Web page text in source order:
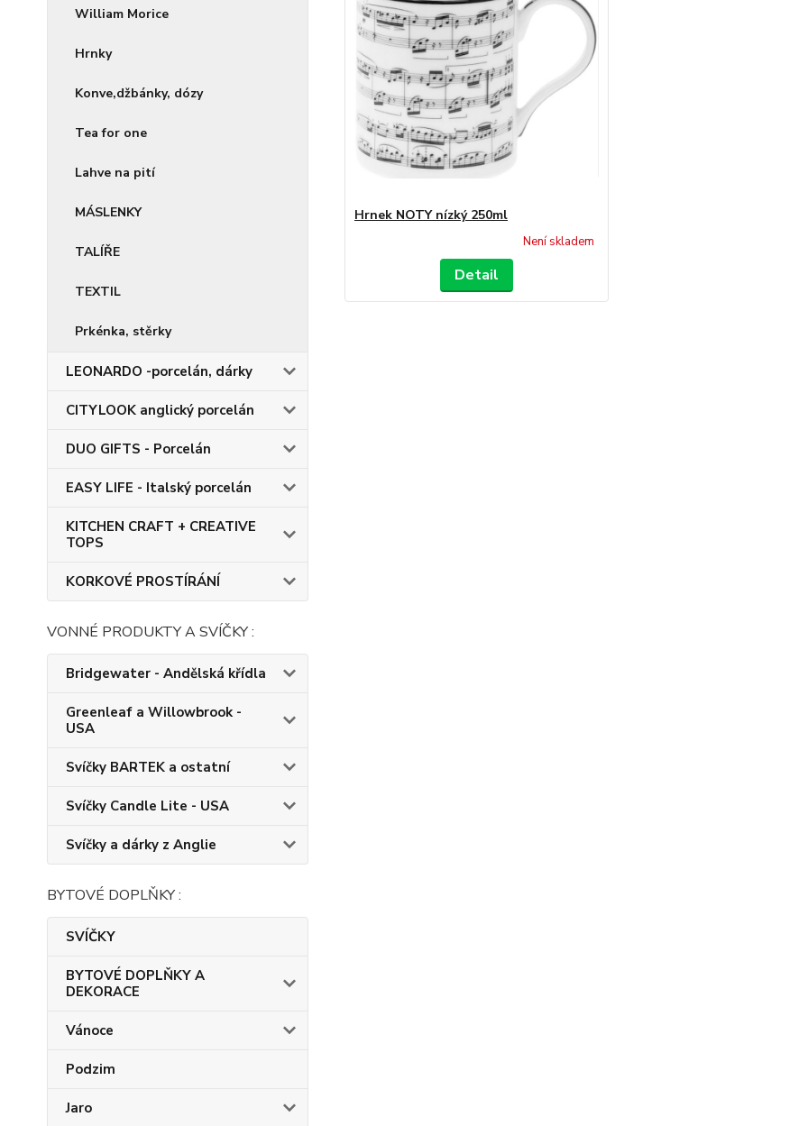
William Morice
Hrnky
Konve,džbánky, dózy
Tea for one
Lahve na pití
MÁSLENKY
TALÍŘE
TEXTIL
Prkénka, stěrky
LEONARDO -porcelán, dárky
CITYLOOK anglický porcelán
DUO GIFTS - Porcelán
EASY LIFE - Italský porcelán
KITCHEN CRAFT + CREATIVE
TOPS
KORKOVÉ PROSTÍRÁNÍ
VONNÉ PRODUKTY A SVÍČKY :
Bridgewater - Andělská křídla
Greenleaf a Willowbrook -
USA
Svíčky BARTEK a ostatní
Svíčky Candle Lite - USA
Svíčky a dárky z Anglie
BYTOVÉ DOPLŇKY :
SVÍČKY
BYTOVÉ DOPLŇKY A
DEKORACE
Vánoce
Podzim
Jaro
Hrnek NOTY nízký 250ml
Není skladem
Detail